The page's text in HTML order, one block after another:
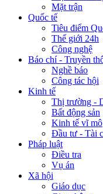
Mặt trận
Quốc tế
Tiêu điểm
Thế giới 24h
Công nghệ
Báo chí - Truyền
Nghề báo
Công tác hội
Kinh tế
Thị trường -
Bất động sản
Kinh tế vĩ mô
Đầu tư - Tài
Pháp luật
Điều tra
Vụ án
Xã hội
Giáo dục